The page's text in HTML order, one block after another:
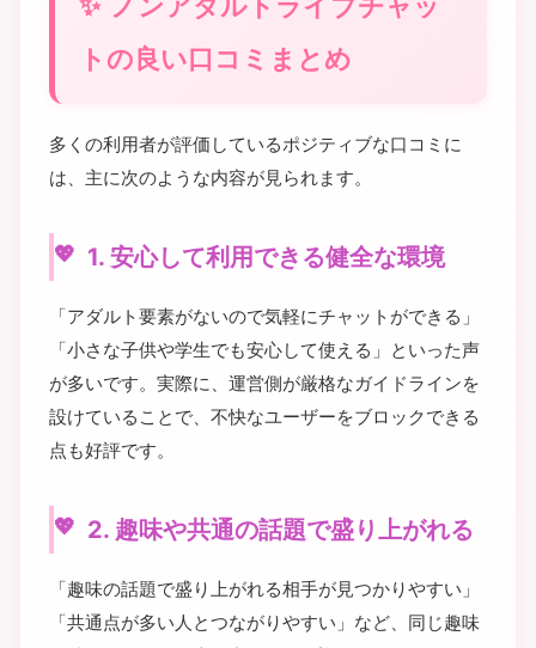
トの良い口コミまとめ
多くの利用者が評価しているポジティブな口コミに
は、主に次のような内容が見られます。
1. 安心して利用できる健全な環境
「アダルト要素がないので気軽にチャットができる」
「小さな子供や学生でも安心して使える」といった声
が多いです。実際に、運営側が厳格なガイドラインを
設けていることで、不快なユーザーをブロックできる
点も好評です。
2. 趣味や共通の話題で盛り上がれる
「趣味の話題で盛り上がれる相手が見つかりやすい」
「共通点が多い人とつながりやすい」など、同じ趣味